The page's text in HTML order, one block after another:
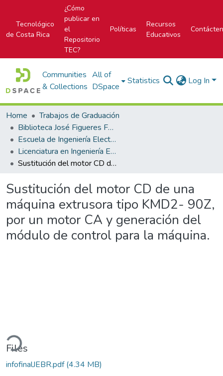
Tecnológico
de Costa Rica
¿Cómo
publicar en
el
Repositorio
TEC?
Políticas
Recursos
Educativos
Communities
& Collections
All of
DSpace
Statistics Log In
Home
Trabajos de Graduación
Biblioteca José Figueres Ferrer
Escuela de Ingeniería Electrónica
Licenciatura en Ingeniería Electrónica
Sustitución del motor CD de una máquina extrusora tipo KMD2- 90Z, por un motor CA y generación del módulo de control para la máquina.
Sustitución del motor CD de una
máquina extrusora tipo KMD2- 90Z,
por un motor CA y generación del
módulo de control para la máquina.
Files
infofinalJEBR.pdf(4.34 MB)